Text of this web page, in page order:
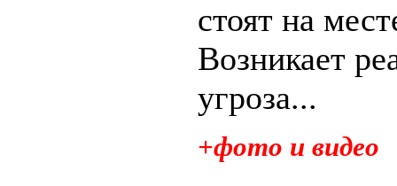
стоят на
Возникает
угроза...
+фото и видео